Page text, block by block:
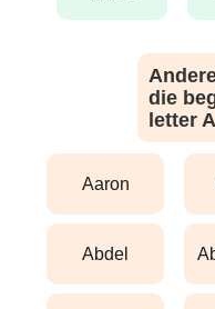
die
letter A
aaron
abdel